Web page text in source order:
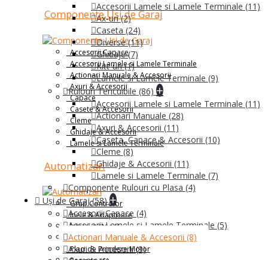
Componente Usi de Garaj
Accesorii Capace
Accesorii Lamele si Lamele Terminale
Actionari Manuale & Accesorii
Axuri & Accesorii
Capace
Casete & Accesorii
Cleme
Ghidaje & Accesorii
Lamele si Lamele Terminale
Automatizari
Grup Controlor
Inele & Adaptoare
Intrerupatoare
Motoare Tubulare și Industriale
Placi de Prindere Motor
Accesorii Lamele si Lamele Terminale (11)
Ax-uri(2)
Caseta (24)
Diverse(11)
Ghidaje(7)
Kitt-uri(1)
Lamele si Lamele Terminale (9)
Rulouri Tencuibile (86) +
Accesorii Lamele si Lamele Terminale (11)
Actionari Manuale (28)
Axuri & Accesorii (11)
Caseta, Capace & Accesorii (10)
Cleme (8)
Ghidaje & Accesorii (11)
Lamele si Lamele Terminale (7)
Componente Rulouri cu Plasa (4)
Uși de Garaj(58) +
Accesorii Capace (4)
Accesorii Lamele si Lamele Terminale (5)
Actionari Manuale & Accesorii (8)
Axuri & Accesorii(9)